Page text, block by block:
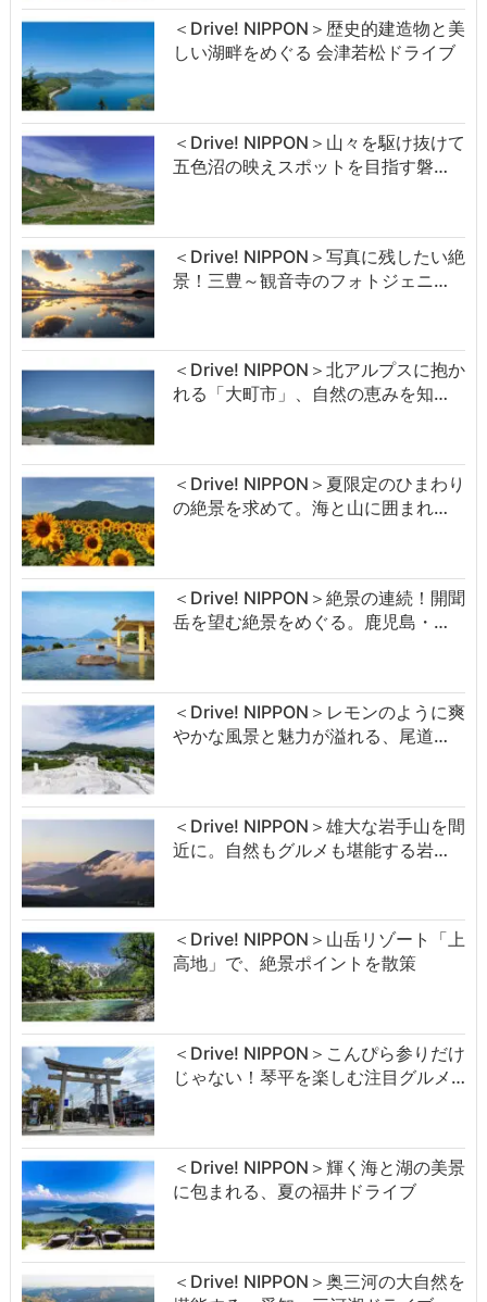
＜Drive! NIPPON＞歴史的建造物と美
しい湖畔をめぐる 会津若松ドライブ
＜Drive! NIPPON＞山々を駆け抜けて
五色沼の映えスポットを目指す磐…
＜Drive! NIPPON＞写真に残したい絶
景！三豊～観音寺のフォトジェニ…
＜Drive! NIPPON＞北アルプスに抱か
れる「大町市」、自然の恵みを知…
＜Drive! NIPPON＞夏限定のひまわり
の絶景を求めて。海と山に囲まれ…
＜Drive! NIPPON＞絶景の連続！開聞
岳を望む絶景をめぐる。鹿児島・…
＜Drive! NIPPON＞レモンのように爽
やかな風景と魅力が溢れる、尾道…
＜Drive! NIPPON＞雄大な岩手山を間
近に。自然もグルメも堪能する岩…
＜Drive! NIPPON＞山岳リゾート「上
高地」で、絶景ポイントを散策
＜Drive! NIPPON＞こんぴら参りだけ
じゃない！琴平を楽しむ注目グルメ…
＜Drive! NIPPON＞輝く海と湖の美景
に包まれる、夏の福井ドライブ
＜Drive! NIPPON＞奥三河の大自然を